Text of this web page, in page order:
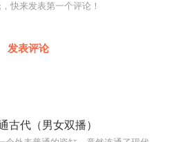
快来发表第一个评论！
发表评论
古代（男女双播）